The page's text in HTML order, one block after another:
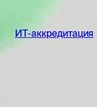
ИТ-аккредитация